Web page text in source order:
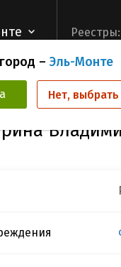
– Эль-Монте
Нет,
Реестры:
Черникова